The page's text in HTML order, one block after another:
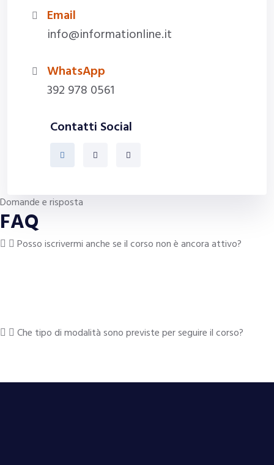
Email
info@informationline.it
WhatsApp
392 978 0561
Contatti Social
Domande e risposta
FAQ
Posso iscrivermi anche se il corso non è ancora attivo?
Che tipo di modalità sono previste per seguire il corso?